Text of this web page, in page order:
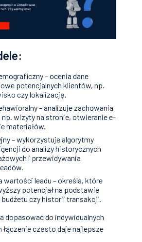
– ocenia dane
potencjalnych klientów, np.
czy lokalizację.
– analizuje zachowania
wizyty na stronie, otwieranie e-
materiałów.
– wykorzystuje algorytmy
do analizy historycznych
i przewidywania
wartości leadu – określa, które
potencjał na podstawie
czy historii transakcji.
dopasować do indywidualnych
łączenie często daje najlepsze